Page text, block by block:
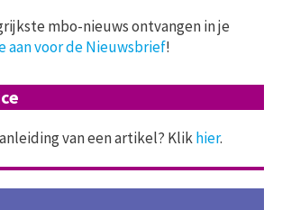
mbo-nieuws ontvangen in je
aan voor de Nieuwsbrief!
van een artikel? Klikhier.